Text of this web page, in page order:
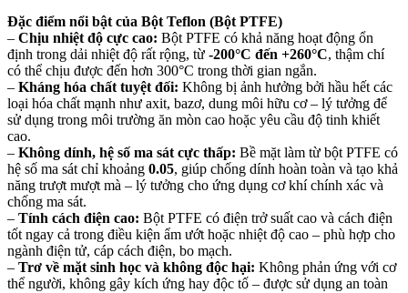
Đặc điểm nổi bật của Bột Teflon (Bột PTFE)
– Chịu nhiệt độ cực cao: Bột PTFE có khả năng hoạt động ổn
định trong dải nhiệt độ rất rộng, từ -200°C đến +260°C, thậm chí
có thể chịu được đến hơn 300°C trong thời gian ngắn.
– Kháng hóa chất tuyệt đối: Không bị ảnh hưởng bởi hầu hết các
loại hóa chất mạnh như axit, bazơ, dung môi hữu cơ – lý tưởng để
sử dụng trong môi trường ăn mòn cao hoặc yêu cầu độ tinh khiết
cao.
– Không dính, hệ số ma sát cực thấp: Bề mặt làm từ bột PTFE có
hệ số ma sát chỉ khoảng 0.05, giúp chống dính hoàn toàn và tạo khả
năng trượt mượt mà – lý tưởng cho ứng dụng cơ khí chính xác và
chống ma sát.
– Tính cách điện cao: Bột PTFE có điện trở suất cao và cách điện
tốt ngay cả trong điều kiện ẩm ướt hoặc nhiệt độ cao – phù hợp cho
ngành điện tử, cáp cách điện, bo mạch.
– Trơ về mặt sinh học và không độc hại: Không phản ứng với cơ
thể người, không gây kích ứng hay độc tố – được sử dụng an toàn